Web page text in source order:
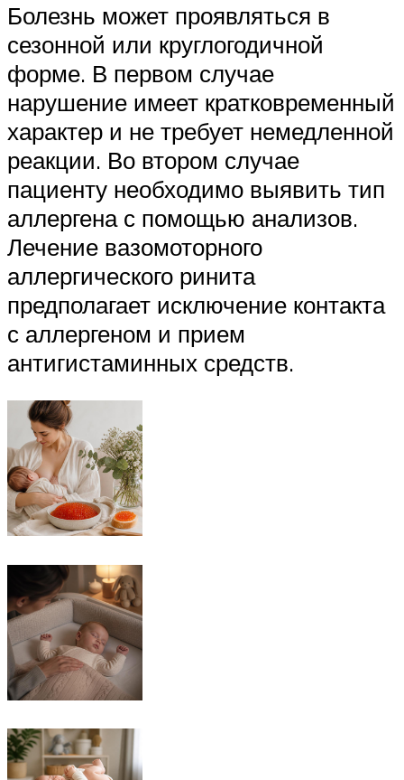
Болезнь может проявляться в
сезонной или круглогодичной
форме. В первом случае
нарушение имеет кратковременный
характер и не требует немедленной
реакции. Во втором случае
пациенту необходимо выявить тип
аллергена с помощью анализов.
Лечение вазомоторного
аллергического ринита
предполагает исключение контакта
с аллергеном и прием
антигистаминных средств.